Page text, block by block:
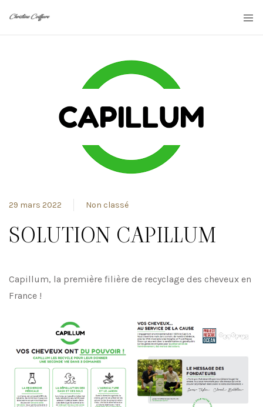
29 mars 2022 Non classé
SOLUTION CAPILLUM
Capillum, la première filière de recyclage des cheveux en
France !